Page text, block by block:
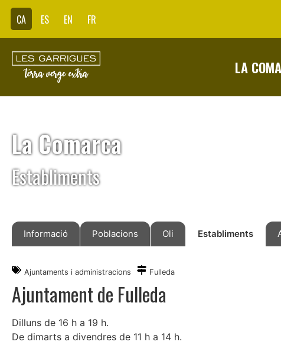
CA ES EN FR
LA
La Comarca
Establiments
Informació Poblacions Oli Establiments
Ajuntaments i administracions Fulleda
Ajuntament de Fulleda
Dilluns de 16 h a 19 h.
De dimarts a divendres de 11 h a 14 h.